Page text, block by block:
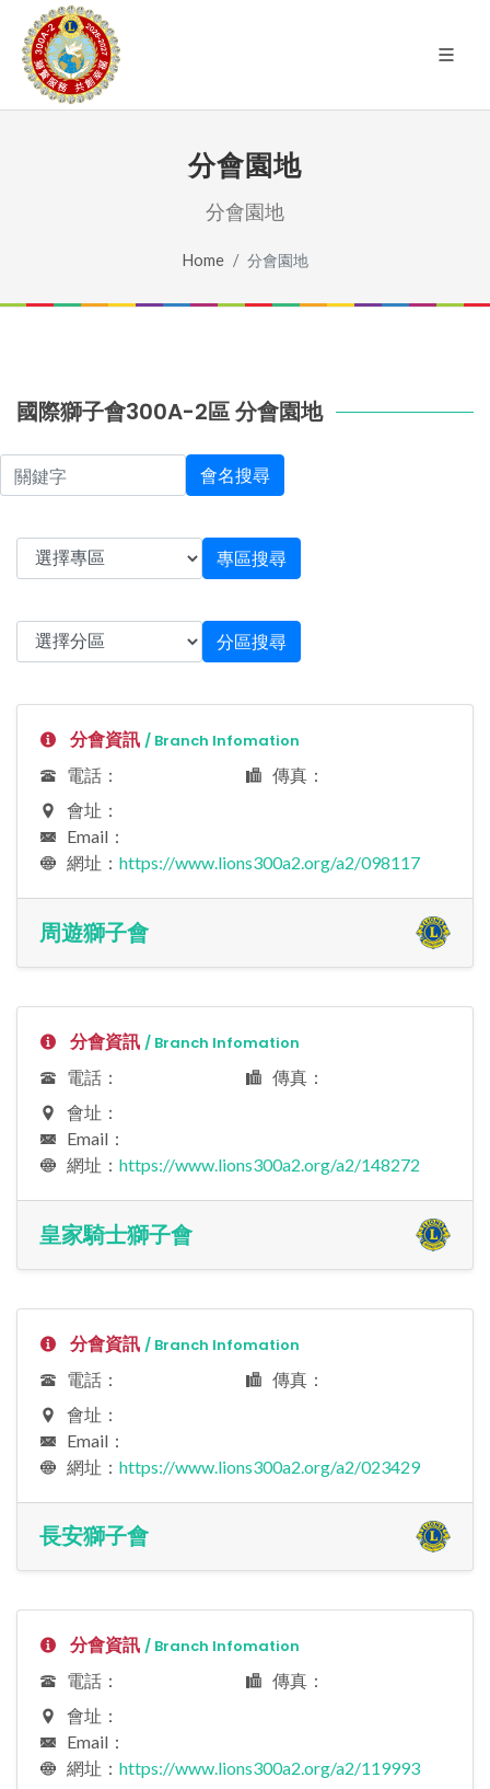
分會園地
分會園地
Home 分會園地
國際獅子會300A-2區 分會園地
關鍵字
會名搜尋
專區搜尋
分區搜尋
分會資訊 / Branch Infomation
電話：
傳真：
會址：
Email：
網址： https://www.lions300a2.org/a2/098117
周遊獅子會
分會資訊 / Branch Infomation
電話：
傳真：
會址：
Email：
網址： https://www.lions300a2.org/a2/148272
皇家騎士獅子會
分會資訊 / Branch Infomation
電話：
傳真：
會址：
Email：
網址： https://www.lions300a2.org/a2/023429
長安獅子會
分會資訊 / Branch Infomation
電話：
傳真：
會址：
Email：
網址： https://www.lions300a2.org/a2/119993